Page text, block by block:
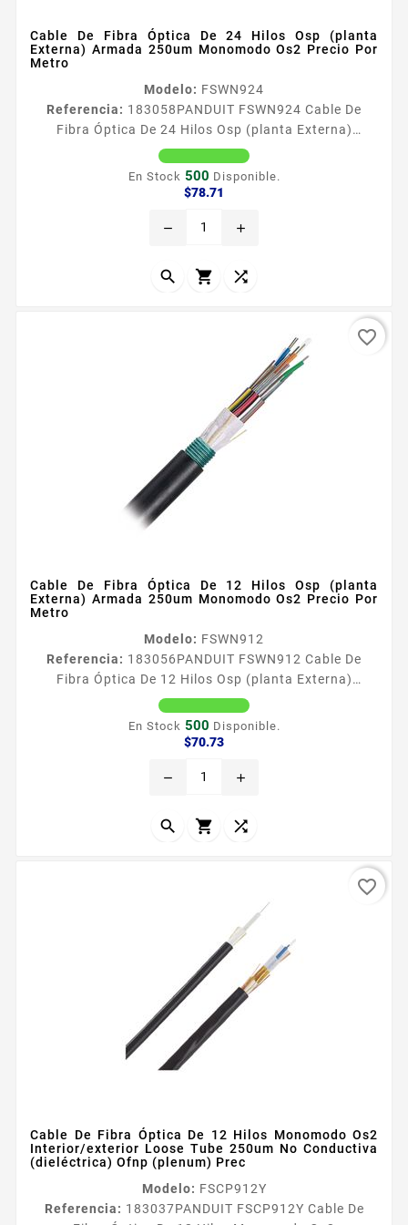
Cable De Fibra Óptica De 24 Hilos Osp (planta
Externa) Armada 250um Monomodo Os2 Precio Por
Metro
Modelo: FSWN924
Referencia: 183058PANDUIT FSWN924 Cable De
Fibra Óptica De 24 Hilos Osp (planta Externa)
Armada 250um Monomodo Os2 Precio Por Metro El
cable para plantas exteriores sin gel OptiCorereg
ofrece tecnologiacutea de bloqueo de agua en seco
proporcionar cumplimiento de normas y flexibilidad
sin gel OptiCorereg...
En Stock 500 Disponible.
$78.71
remove add
  
Cable De Fibra Óptica De 12 Hilos Osp (planta
Externa) Armada 250um Monomodo Os2 Precio Por
Metro
Modelo: FSWN912
Referencia: 183056PANDUIT FSWN912 Cable De
Fibra Óptica De 12 Hilos Osp (planta Externa)
Armada 250um Monomodo Os2 Precio Por Metro El
cable para plantas exteriores sin gel OptiCorereg
ofrece tecnologiacutea de bloqueo de agua en seco
proporcionar cumplimiento de normas y flexibilidad
sin gel OptiCorereg...
En Stock 500 Disponible.
$70.73Precio
remove add
  
favorite_border
Cable De Fibra Óptica De 12 Hilos Monomodo Os2
Interior/exterior Loose Tube 250um No Conductiva
(dieléctrica) Ofnp (plenum) Prec
Modelo: FSCP912Y
Referencia: 183037PANDUIT FSCP912Y Cable De
favorite_border